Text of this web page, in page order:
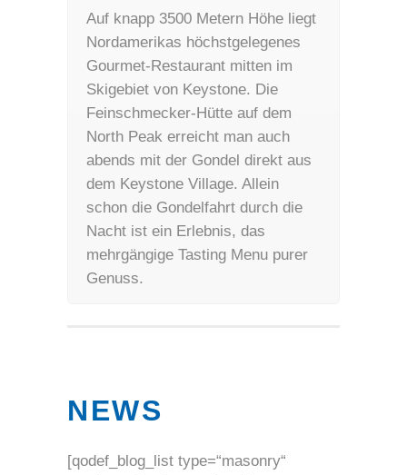
Auf knapp 3500 Metern Höhe liegt
Nordamerikas höchstgelegenes
Gourmet-Restaurant mitten im
Skigebiet von Keystone. Die
Feinschmecker-Hütte auf dem
North Peak erreicht man auch
abends mit der Gondel direkt aus
dem Keystone Village. Allein
schon die Gondelfahrt durch die
Nacht ist ein Erlebnis, das
mehrgängige Tasting Menu purer
Genuss.
NEWS
[qodef_blog_list type=“masonry“